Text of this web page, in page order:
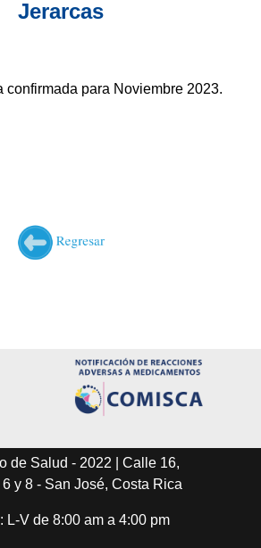
Jerarcas
confirmada para Noviembre 2023.
de Salud - 2022 | Calle 16,
y 8 - San José, Costa Rica
L-V de 8:00 am a 4:00 pm